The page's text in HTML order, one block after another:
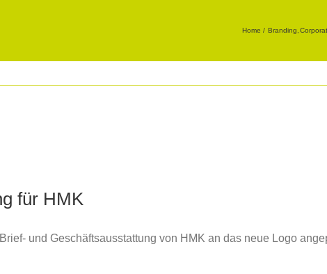
Home Branding
für HMK
und Geschäftsausstattung von HMK an das neue Logo